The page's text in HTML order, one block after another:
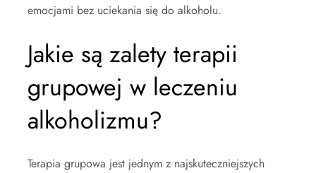
emocjami bez uciekania się do alkoholu.
Jakie są zalety terapii
grupowej w leczeniu
alkoholizmu?
Terapia grupowa jest jednym z najskuteczniejszych